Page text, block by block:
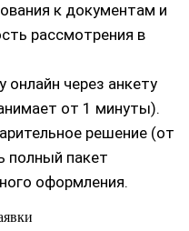
к документам и
рассмотрения в
через анкету
от 1 минуты).
решение (от
полный пакет
оформления.